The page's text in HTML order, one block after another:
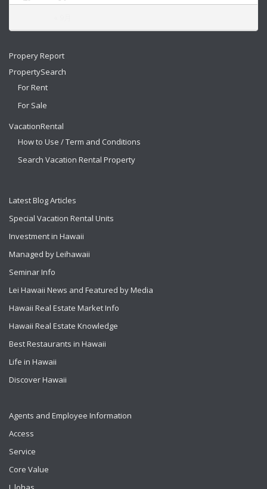
Propery Report
PropertySearch
For Rent
For Sale
VacationRental
How to Use / Term and Conditions
Search Vacation Rental Property
Latest Blog Articles
Special Vacation Rental Units
Investment in Hawaii
Managed by Leihawaii
Seminar Info
Lei Hawaii News and Featured by Media
Hawaii Real Estate Market Info
Hawaii Real Estate Knowledge
Best Restaurants in Hawaii
Life in Hawaii
Discover Hawaii
Agents and Employee Information
Access
Service
Core Value